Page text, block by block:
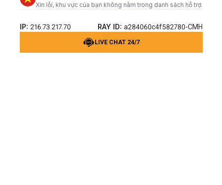
Xin lỗi, khu vực của bạn không nằm trong danh sách hỗ trợ.
IP: 216.73.217.70 RAY ID: a284060c4f582780-CMH
LIVE CHAT 24/7